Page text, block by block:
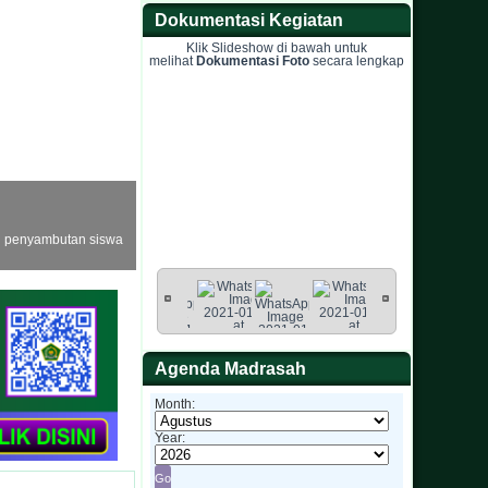
siswa
Dokumentasi Kegiatan
Klik Slideshow di bawah untuk
melihat Dokumentasi Foto secara lengkap
Agenda Madrasah
Month:
Year: